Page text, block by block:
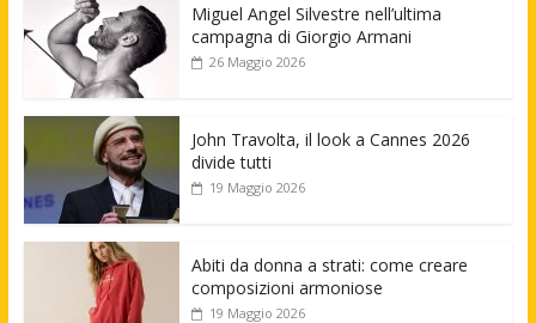
Miguel Angel Silvestre nell’ultima
campagna di Giorgio Armani
26 Maggio 2026
John Travolta, il look a Cannes 2026
divide tutti
19 Maggio 2026
Abiti da donna a strati: come creare
composizioni armoniose
19 Maggio 2026